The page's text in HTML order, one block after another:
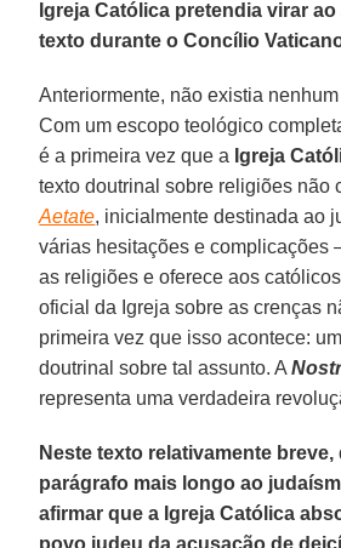
Igreja Católica pretendia virar
texto durante o Concílio
Anteriormente, não existia
Com um escopo teológico
é a primeira vez que a Igreja
texto doutrinal sobre religiões não
Aetate, inicialmente destinada ao
várias hesitações e complicações
as religiões e oferece aos
oficial da Igreja sobre as crenças
primeira vez que isso acontece:
doutrinal sobre tal assunto. A
representa uma verdadeira
Neste texto relativamente
parágrafo mais longo ao
afirmar que a Igreja Católica
povo judeu da acusação de